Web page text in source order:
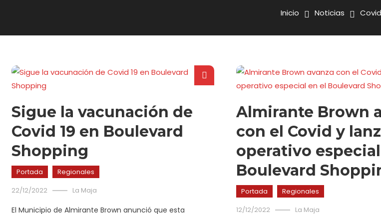
Inicio Noticias
Sigue la vacunación de
Covid 19 en Boulevard
Shopping
Portada
Regionales
22/12/2022
La Maja
El Municipio de Almirante Brown anunció que esta
Almirante Brown
con el Covid y
operativo
Boulevard
Portada
Regionales
12/12/2022
La Maja